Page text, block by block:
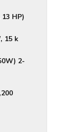
HP)
15 k
2-